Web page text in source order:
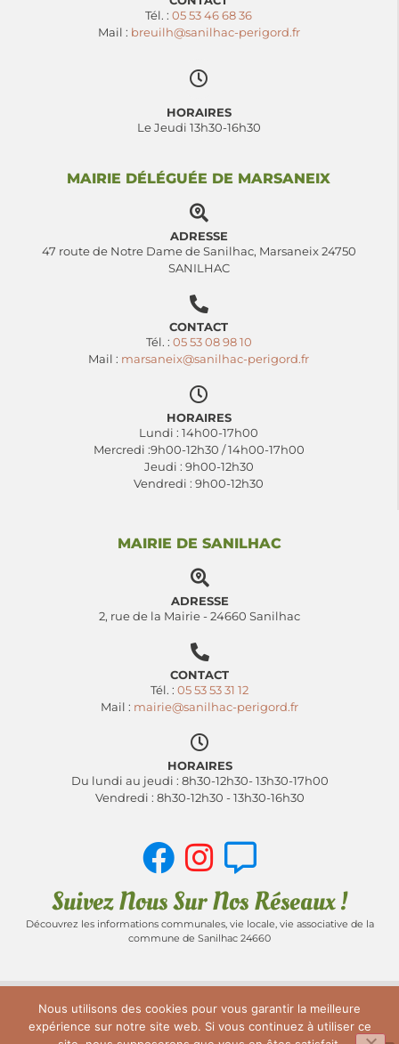
Tél. : 05 53 46 68 36
Mail : breuilh@sanilhac-perigord.fr
HORAIRES
Le Jeudi 13h30-16h30
MAIRIE DÉLÉGUÉE DE MARSANEIX
ADRESSE
47 route de Notre Dame de Sanilhac, Marsaneix 24750
SANILHAC
CONTACT
Tél. : 05 53 08 98 10
Mail : marsaneix@sanilhac-perigord.fr
HORAIRES
Lundi : 14h00-17h00
Mercredi :9h00-12h30 / 14h00-17h00
Jeudi : 9h00-12h30
Vendredi : 9h00-12h30
MAIRIE DE SANILHAC
ADRESSE
2, rue de la Mairie - 24660 Sanilhac
CONTACT
Tél. : 05 53 53 31 12
Mail : mairie@sanilhac-perigord.fr
HORAIRES
Du lundi au jeudi : 8h30-12h30- 13h30-17h00
Vendredi : 8h30-12h30 - 13h30-16h30
Suivez Nous Sur Nos Réseaux !
Découvrez les informations communales, vie locale, vie associative de la
commune de Sanilhac 24660
PLAN DU SITE MENTIONS LÉGALES
Nous utilisons des cookies pour vous garantir la meilleure
expérience sur notre site web. Si vous continuez à utiliser ce